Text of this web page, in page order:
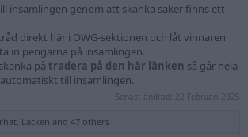
insamlingen genom att skänka saker finns ett
direkt här i OWG-sektionen och låt vinnaren
in pengarna på insamlingen.
på tradera på den här länken så går hela
till insamlingen.
Senast ändrad: 22 Februari 2025
, Lacken and 47 others